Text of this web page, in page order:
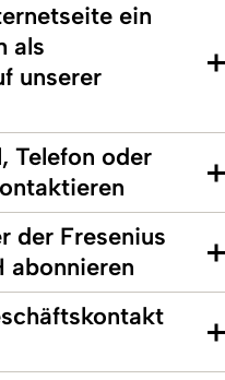
ein
als
unserer
Telefon oder
der Fresenius
abonnieren